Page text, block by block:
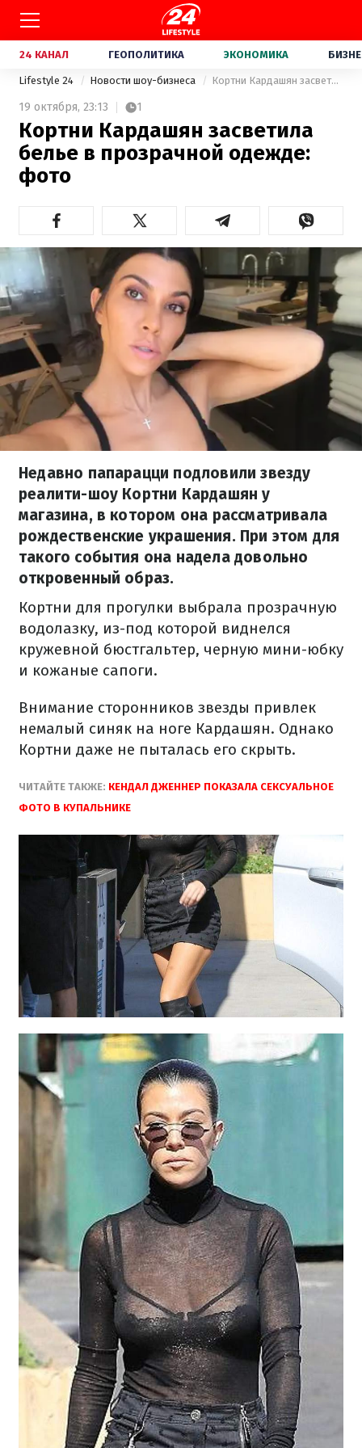
24 КАНАЛ ГЕОПОЛИТИКА ЭКОНОМИКА
Lifestyle 24 Новости шоу-бизнеса Кортни Кардашян засветила белье в прозрачной одежде: фото
19 октября, 23:13 1
Кортни Кардашян засветила
белье в прозрачной одежде:
фото
Недавно папарацци подловили звезду
реалити-шоу Кортни Кардашян у
магазина, в котором она рассматривала
рождественские украшения. При этом для
такого события она надела довольно
откровенный образ.
Кортни для прогулки выбрала прозрачную
водолазку, из-под которой виднелся
кружевной бюстгальтер, черную мини-юбку
и кожаные сапоги.
Внимание сторонников звезды привлек
немалый синяк на ноге Кардашян. Однако
Кортни даже не пыталась его скрыть.
ЧИТАЙТЕ ТАКЖЕ: КЕНДАЛ ДЖЕННЕР ПОКАЗАЛА СЕКСУАЛЬНОЕ
ФОТО В КУПАЛЬНИКЕ